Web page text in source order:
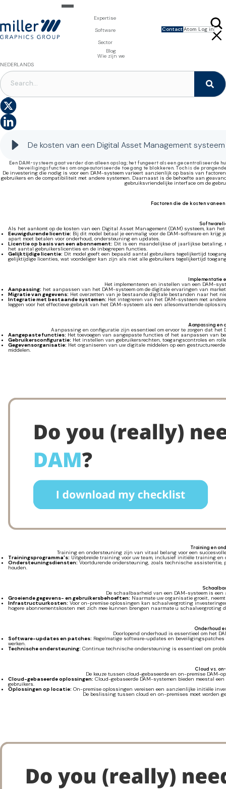
Expertise
Expertise voor merkeigenaars
3D Visualisaties
Software voor verpakkingen
Expertise voor drukkerijen
Software
Digital Asset Management - DAM
Product Information Management - PIM
Template Based Editing - Creator
Digital Publishing - MAG
Sector
Voeding en DrankenBlog
Wie zijn we
ContactAtom Log in
NEDERLANDS
DIGITAL ASSET MANAGEMENT
Hoeveel kost een Digital Asset Management systeem?
De kosten van een Digital Asset Management systeem
Een DAM-systeem gaat verder dan alleen opslag; het fungeert als een
beveiligingsfuncties om ongeautoriseerde toegang te blokkeren. Toch is de
De investering die nodig is voor een DAM-systeem varieert aanzienlijk op basis van
gebruikers en de compatibiliteit met andere systemen. Daarnaast is de behoefte aan
gebruiksvriendelijke interface om de
Factoren die de kosten van
Als het aankomt op de kosten van een Digital Asset Management (DAM) systeem, kan
Eeuwigdurende licentie: Bij dit model betaal je eenmalig voor de DAM-software en
apart moet betalen voor onderhoud, ondersteuning en updates.
Licentie op basis van een abonnement: Dit is een maandelijkse of jaarlijkse betaling,
het aantal gebruikerslicenties en de inbegrepen functies.
Gelijktijdige licentie: Dit model geeft een bepaald aantal gebruikers tegelijkertijd
gelijktijdige licenties, wat voordeliger kan zijn als niet alle gebruikers tegelijkertijd
Implementatie
Het implementeren en instellen van een DAM-
Aanpassing: het aanpassen van het DAM-systeem om de digitale ervaringen van
Migratie van gegevens: Het overzetten van je bestaande digitale bestanden naar het
Integratie met bestaande systemen: Het integreren van het DAM-systeem met
leggen voor het effectieve gebruik van het DAM-systeem als een allesomvattende
Aanpassing en
Aanpassing en configuratie zijn essentieel om ervoor te zorgen dat het
Aangepaste functies: Het toevoegen van aangepaste functies of het aanpassen van
Gebruikersconfiguratie: Het instellen van gebruikersrechten, toegangscontroles en
Gegevensorganisatie: Het organiseren van uw digitale middelen op een
middelen.
Training en
Training en ondersteuning zijn van vitaal belang voor een
Trainingsprogramma's: Uitgebreide training voor uw team, inclusief initiële training en
Ondersteuningsdiensten:Voortdurende ondersteuning, zoals technische assistentie,
houden.
De schaalbaarheid van een DAM-systeem is
Groeiende gegevens- en gebruikersbehoeften: Naarmate uw organisatie groeit,
Infrastructuurkosten: Voor on-premise oplossingen kan schaalvergroting
hogere abonnementskosten met zich mee kunnen brengen naarmate u schaalvergroting
Onderhoud
Doorlopend onderhoud is essentieel om het
Software-updates en patches: Regelmatige software-updates en
werken.
Technische ondersteuning: Continue technische ondersteuning is essentieel om
Cloud vs.
De keuze tussen cloud-gebaseerde en on-premise
Cloud-gebaseerde oplossingen: Cloud-gebaseerde DAM-systemen bieden meestal
gebruikers.
Oplossingen op locatie: On-premise oplossingen vereisen een aanzienlijke initiële
De beslissing tussen cloud en on-premises moet worden